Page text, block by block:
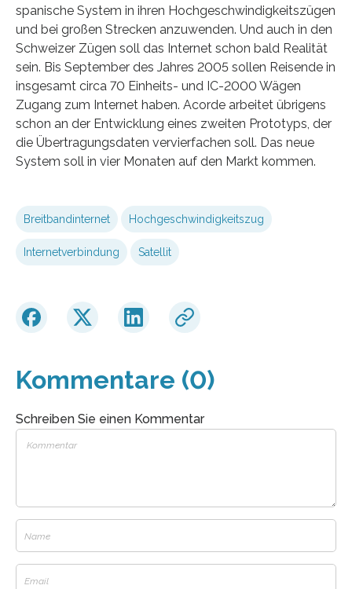
spanische System in ihren Hochgeschwindigkeitszügen
und bei großen Strecken anzuwenden. Und auch in den
Schweizer Zügen soll das Internet schon bald Realität
sein. Bis September des Jahres 2005 sollen Reisende in
insgesamt circa 70 Einheits- und IC-2000 Wägen
Zugang zum Internet haben. Acorde arbeitet übrigens
schon an der Entwicklung eines zweiten Prototyps, der
die Übertragungsdaten vervierfachen soll. Das neue
System soll in vier Monaten auf den Markt kommen.
Breitbandinternet Hochgeschwindigkeitszug
Internetverbindung Satellit
Kommentare (0)
Schreiben Sie einen Kommentar